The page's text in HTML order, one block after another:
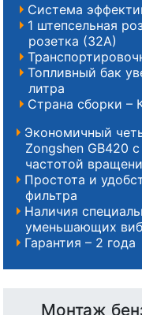
Система
1 штепсельная
розетка (32А)
Топливный бак
литра
Страна сборки –
Экономичный
Zongshen GB420
частотой
Простота и
фильтра
Наличия
уменьшающих
Гарантия – 2 года
Монтаж